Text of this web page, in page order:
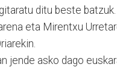
ditu beste
eta Mirentxu
jende asko dago